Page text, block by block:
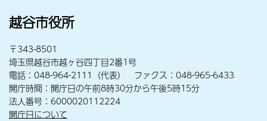
越谷市役所
〒343-8501
埼玉県越谷市越ヶ谷四丁目2番1号
電話：048-964-2111（代表） ファクス：048-965-6433
開庁時間：開庁日の午前8時30分から午後5時15分
法人番号：6000020112224
開庁日について